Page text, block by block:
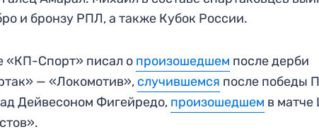
и бронзу РПЛ, а также Кубок России.
«КП-Спорт» писал о произошедшем после дерби
— «Локомотив», случившемся после победы
Дейвесоном Фигейредо, произошедшем в